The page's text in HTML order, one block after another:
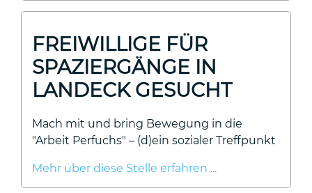
FREIWILLIGE FÜR
SPAZIERGÄNGE IN
LANDECK GESUCHT
Mach mit und bring Bewegung in die
"Arbeit Perfuchs" – (d)ein sozialer Treffpunkt
Mehr über diese Stelle erfahren ...